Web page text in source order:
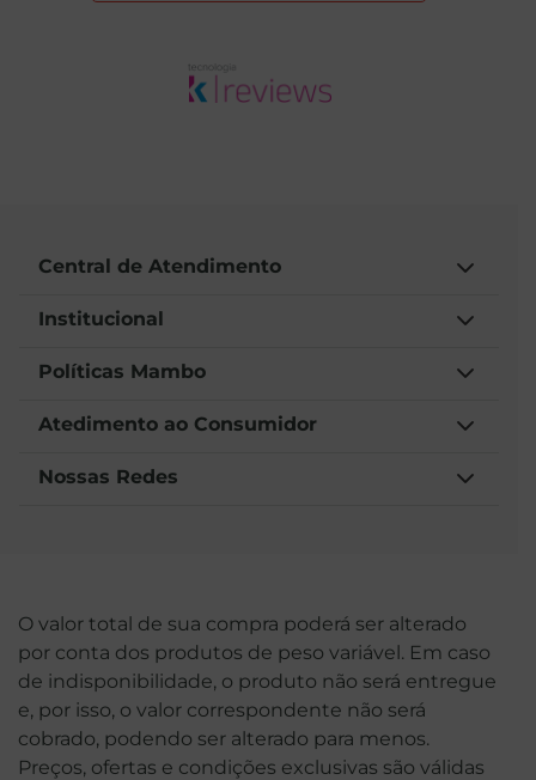
Central de Atendimento
Institucional
Políticas Mambo
Atedimento ao Consumidor
Nossas Redes
O valor total de sua compra poderá ser alterado
por conta dos produtos de peso variável. Em caso
de indisponibilidade, o produto não será entregue
e, por isso, o valor correspondente não será
cobrado, podendo ser alterado para menos.
Preços, ofertas e condições exclusivas são válidas